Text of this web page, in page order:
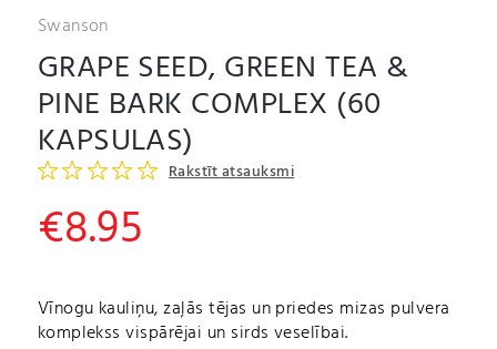
Swanson
GRAPE SEED, GREEN TEA &
PINE BARK COMPLEX (60
KAPSULAS)
Rakstīt atsauksmi
€8.95
Vīnogu kauliņu, zaļās tējas un priedes mizas pulvera
komplekss vispārējai un sirds veselībai.